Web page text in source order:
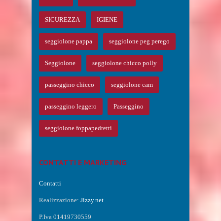
SICUREZZA IGIENE
seggiolone pappa seggiolone peg perego
Seggiolone seggiolone chicco polly
passeggino chicco seggiolone cam
passeggino leggero Passeggino
seggiolone foppapedretti
CONTATTI E MARKETING
Contatti
Realizzazione: Jizzy.net
P.Iva 01419730559